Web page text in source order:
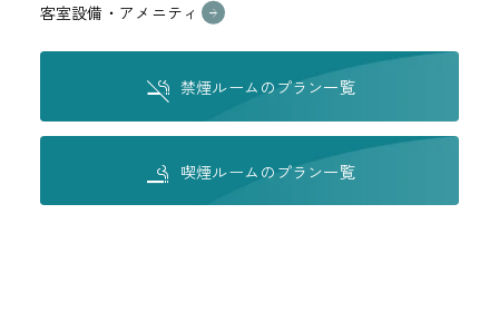
客室設備・アメニティ
禁煙ルームのプラン一覧
喫煙ルームのプラン一覧